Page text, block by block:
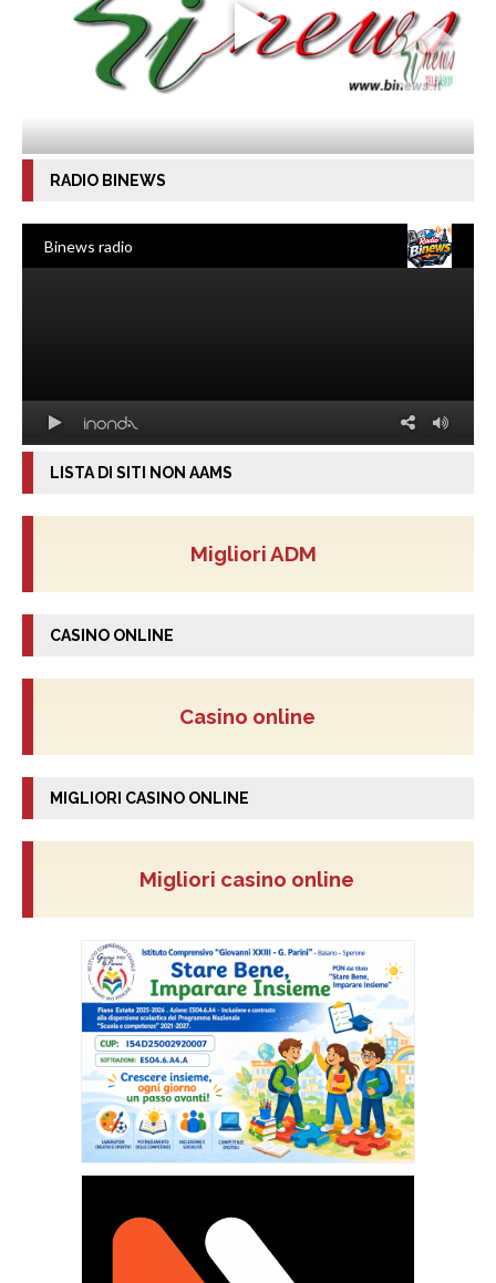
RADIO BINEWS
LISTA DI SITI NON AAMS
Migliori ADM
CASINO ONLINE
Casino online
MIGLIORI CASINO ONLINE
Migliori casino online